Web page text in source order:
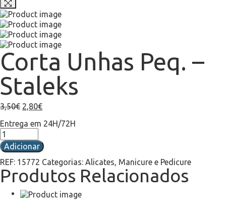
Corta Unhas Peq. –
Staleks
3,50€ 2,80€
Entrega em 24H/72H
Adicionar
REF: 15772 Categorias: Alicates, Manicure e Pedicure
Produtos Relacionados